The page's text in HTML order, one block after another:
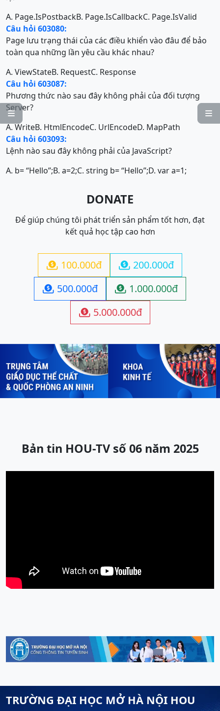


A. Page.IsPostbackB. Page.IsCallbackC. Page.IsValid
Câu hỏi 603080:
Page lưu trạng thái của các điều khiển vào đâu để bảo
toàn qua những lần yêu cầu khác nhau?
A. ViewStateB. RequestC. Response
Câu hỏi 603087:
Phương thức nào sau đây không phải của đối tượng
Server?
A. WriteB. HtmlEncodeC. UrlEncodeD. MapPath
Câu hỏi 603093:
Lệnh nào sau đây không phải của JavaScript?
A. b= “Hello”;B. a=2;C. string b= “Hello”;D. var a=1;
DONATE
Để giúp chúng tôi phát triển sản phẩm tốt hơn, đạt
kết quả học tập cao hơn
 100.000đ  200.000đ
 500.000đ  1.000.000đ
 5.000.000đ
Previous Next
Bản tin HOU-TV số 06 năm 2025
TRƯỜNG ĐẠI HỌC MỞ HÀ NỘI HOU